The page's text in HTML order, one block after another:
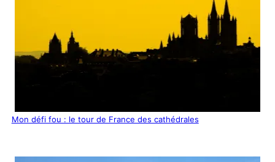
Mon défi fou : le tour de France des cathédrales